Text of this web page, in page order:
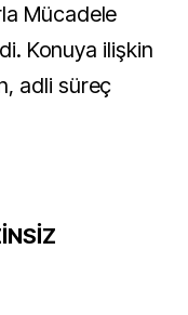
Mücadele
Konuya ilişkin
adli süreç